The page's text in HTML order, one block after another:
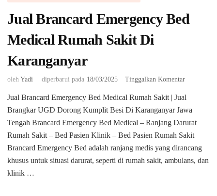
Jual Brancard Emergency Bed
Medical Rumah Sakit Di
Karanganyar
oleh Yadi diperbarui pada 18/03/2025 Tinggalkan Komentarpada
Brancard
Emergency
Bed
Rumah
Sakit
Di
Jual Brancard Emergency Bed Medical Rumah Sakit | Jual
Brangkar UGD Dorong Kumplit Besi Di Karanganyar Jawa
Tengah Brancard Emergency Bed Medical – Ranjang Darurat
Rumah Sakit – Bed Pasien Klinik – Bed Pasien Rumah Sakit
Brancard Emergency Bed adalah ranjang medis yang dirancang
khusus untuk situasi darurat, seperti di rumah sakit, ambulans, dan
klinik …